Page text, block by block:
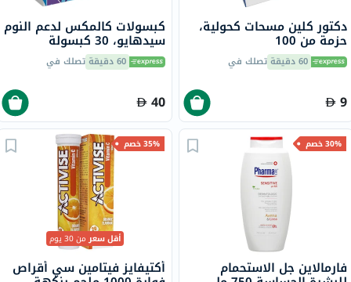
دكتور كلين مسحات كحولية،
حزمة من 100
60 دقيقة تصلك في
9
كبسولات كالمكس لدعم النوم
سيدهايو، 30 كبسولة
60 دقيقة تصلك في
40
30% خصم
فارمالاين جل الاستحمام
35% خصم
أقل سعرمن 30 يوم
أكتيفايز فيتامين سي أقراص